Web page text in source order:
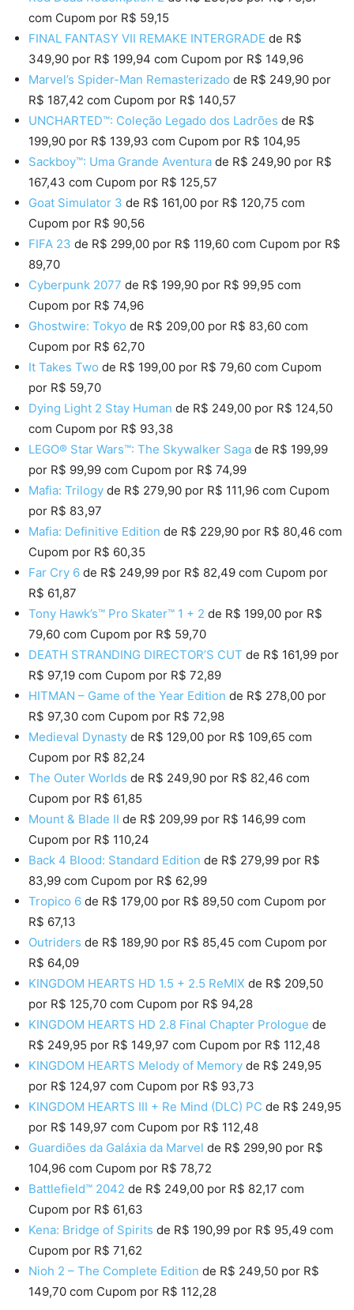
com Cupom por R$ 59,15
FINAL FANTASY VII REMAKE INTERGRADE de R$
349,90 por R$ 199,94 com Cupom por R$ 149,96
Marvel’s Spider-Man Remasterizado de R$ 249,90 por
R$ 187,42 com Cupom por R$ 140,57
UNCHARTED™: Coleção Legado dos Ladrões de R$
199,90 por R$ 139,93 com Cupom por R$ 104,95
Sackboy™: Uma Grande Aventura de R$ 249,90 por R$
167,43 com Cupom por R$ 125,57
Goat Simulator 3 de R$ 161,00 por R$ 120,75 com
Cupom por R$ 90,56
FIFA 23 de R$ 299,00 por R$ 119,60 com Cupom por R$
89,70
Cyberpunk 2077 de R$ 199,90 por R$ 99,95 com
Cupom por R$ 74,96
Ghostwire: Tokyo de R$ 209,00 por R$ 83,60 com
Cupom por R$ 62,70
It Takes Two de R$ 199,00 por R$ 79,60 com Cupom
por R$ 59,70
Dying Light 2 Stay Human de R$ 249,00 por R$ 124,50
com Cupom por R$ 93,38
LEGO® Star Wars™: The Skywalker Saga de R$ 199,99
por R$ 99,99 com Cupom por R$ 74,99
Mafia: Trilogy de R$ 279,90 por R$ 111,96 com Cupom
por R$ 83,97
Mafia: Definitive Edition de R$ 229,90 por R$ 80,46 com
Cupom por R$ 60,35
Far Cry 6 de R$ 249,99 por R$ 82,49 com Cupom por
R$ 61,87
Tony Hawk’s™ Pro Skater™ 1 + 2 de R$ 199,00 por R$
79,60 com Cupom por R$ 59,70
DEATH STRANDING DIRECTOR’S CUT de R$ 161,99 por
R$ 97,19 com Cupom por R$ 72,89
HITMAN – Game of the Year Edition de R$ 278,00 por
R$ 97,30 com Cupom por R$ 72,98
Medieval Dynasty de R$ 129,00 por R$ 109,65 com
Cupom por R$ 82,24
The Outer Worlds de R$ 249,90 por R$ 82,46 com
Cupom por R$ 61,85
Mount & Blade II de R$ 209,99 por R$ 146,99 com
Cupom por R$ 110,24
Back 4 Blood: Standard Edition de R$ 279,99 por R$
83,99 com Cupom por R$ 62,99
Tropico 6 de R$ 179,00 por R$ 89,50 com Cupom por
R$ 67,13
Outriders de R$ 189,90 por R$ 85,45 com Cupom por
R$ 64,09
KINGDOM HEARTS HD 1.5 + 2.5 ReMIX de R$ 209,50
por R$ 125,70 com Cupom por R$ 94,28
KINGDOM HEARTS HD 2.8 Final Chapter Prologue de
R$ 249,95 por R$ 149,97 com Cupom por R$ 112,48
KINGDOM HEARTS Melody of Memory de R$ 249,95
por R$ 124,97 com Cupom por R$ 93,73
KINGDOM HEARTS III + Re Mind (DLC) PC de R$ 249,95
por R$ 149,97 com Cupom por R$ 112,48
Guardiões da Galáxia da Marvel de R$ 299,90 por R$
104,96 com Cupom por R$ 78,72
Battlefield™ 2042 de R$ 249,00 por R$ 82,17 com
Cupom por R$ 61,63
Kena: Bridge of Spirits de R$ 190,99 por R$ 95,49 com
Cupom por R$ 71,62
Nioh 2 – The Complete Edition de R$ 249,50 por R$
149,70 com Cupom por R$ 112,28